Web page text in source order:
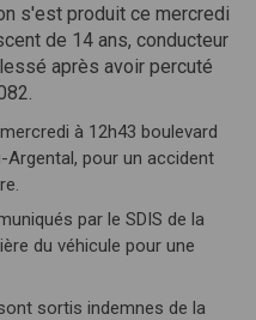
s'est produit ce mercredi
de 14 ans, conducteur
après avoir percuté
à 12h43 boulevard
Argental, pour un accident
par le SDIS de la
du véhicule pour une
sortis indemnes de la